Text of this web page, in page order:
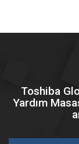
Toshiba
Yardım